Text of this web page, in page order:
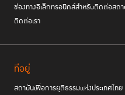
ช่องทางอิเล็กทรอนิกส์สำหรับติดต่อสถ
ติดต่อเรา
ที่อยู่
สถาบันเพื่อการยุติธรรมแห่งประเทศไท